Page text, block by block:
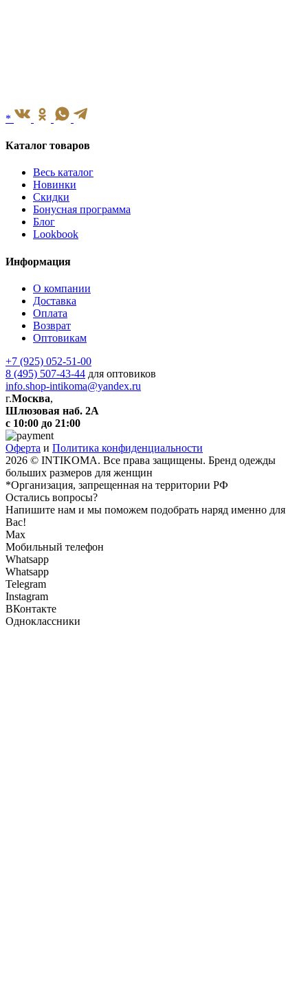
*
Каталог товаров
Весь каталог
Новинки
Скидки
Бонусная программа
Блог
Lookbook
Информация
О компании
Доставка
Оплата
Возврат
Оптовикам
+7 (925) 052-51-00
8 (495) 507-43-44 для оптовиков
info.shop-intikoma@yandex.ru
г.Москва,
Шлюзовая наб. 2А
с 10:00 до 21:00
Оферта и Политика конфиденциальности
2026 © INTIKOMA. Все права защищены. Бренд одежды
больших размеров для женщин
*Организация, запрещенная на территории РФ
Остались вопросы?
Напишите нам и мы поможем подобрать наряд именно для
Вас!
Max
Мобильный телефон
Whatsapp
Whatsapp
Telegram
Instagram
ВКонтакте
Одноклассники